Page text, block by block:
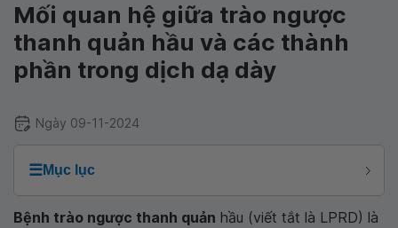
Mối quan hệ giữa trào ngược
thanh quản hầu và các thành
phần trong dịch dạ dày
Ngày 09-11-2024
☰Mục lục
Bệnh trào ngược thanh quản hầu (viết tắt là LPRD) là